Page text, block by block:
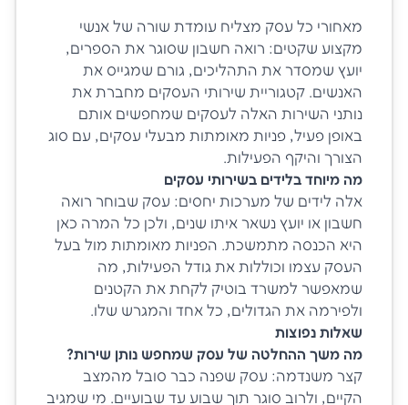
מאחורי כל עסק מצליח עומדת שורה של אנשי
מקצוע שקטים: רואה חשבון שסוגר את הספרים,
יועץ שמסדר את התהליכים, גורם שמגייס את
האנשים. קטגוריית שירותי העסקים מחברת את
נותני השירות האלה לעסקים שמחפשים אותם
באופן פעיל, פניות מאומתות מבעלי עסקים, עם סוג
הצורך והיקף הפעילות.
מה מיוחד בלידים בשירותי עסקים
אלה לידים של מערכות יחסים: עסק שבוחר רואה
חשבון או יועץ נשאר איתו שנים, ולכן כל המרה כאן
היא הכנסה מתמשכת. הפניות מאומתות מול בעל
העסק עצמו וכוללות את גודל הפעילות, מה
שמאפשר למשרד בוטיק לקחת את הקטנים
ולפירמה את הגדולים, כל אחד והמגרש שלו.
שאלות נפוצות
מה משך ההחלטה של עסק שמחפש נותן שירות?
קצר משנדמה: עסק שפנה כבר סובל מהמצב
הקיים, ולרוב סוגר תוך שבוע עד שבועיים. מי שמגיב